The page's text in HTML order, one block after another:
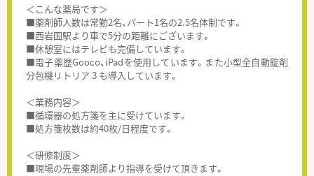
＜こんな薬局です＞
■薬剤師人数は常勤2名、パート1名の2.5名体制です。
■西岩国駅より車で5分の距離にございます。
■休憩室にはテレビも完備しています。
■電子薬歴Gooco、iPadを使用しています。また小型全自動錠剤
分包機リトリア３も導入しています。
＜業務内容＞
■循環器の処方箋を主に受けています。
■処方箋枚数は約40枚/日程度です。
＜研修制度＞
■現場の先輩薬剤師より指導を受けて頂きます。